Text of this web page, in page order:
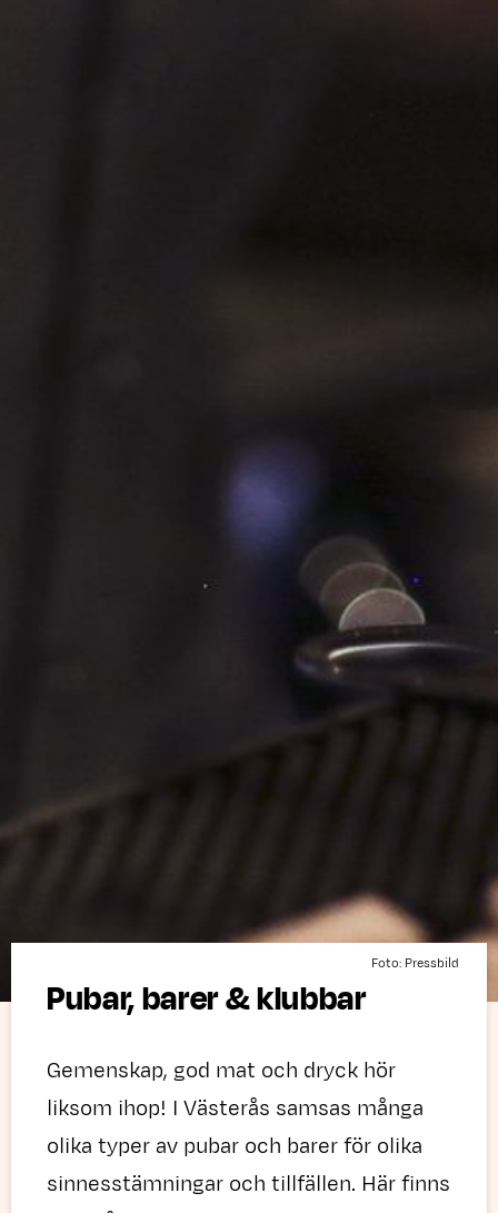
Foto: Pressbild
Pubar, barer & klubbar
Gemenskap, god mat och dryck hör
liksom ihop! I Västerås samsas många
olika typer av pubar och barer för olika
sinnesstämningar och tillfällen. Här finns